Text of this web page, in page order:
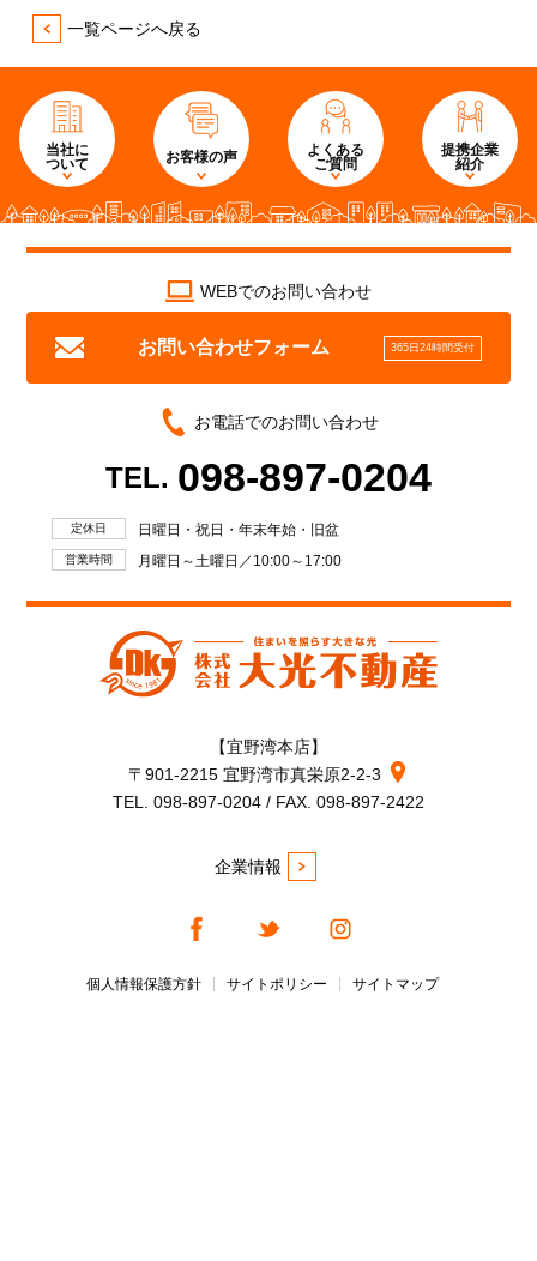
一覧ページへ戻る
当社に
ついて
お客様の声
よくある
ご質問
提携企業
紹介
WEBでのお問い合わせ
お問い合わせフォーム 365日24時間受付
お電話でのお問い合わせ
TEL. 098-897-0204
定休日 日曜日・祝日・年末年始・旧盆
営業時間 月曜日～土曜日／10:00～17:00
【宜野湾本店】
〒901-2215 宜野湾市真栄原2-2-3
TEL. 098-897-0204 / FAX. 098-897-2422
企業情報
個人情報保護方針 サイトポリシー サイトマップ